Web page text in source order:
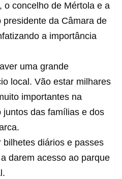
o concelho de Mértola e a
presidente da Câmara de
a importância
uma grande
local. Vão estar milhares
importantes na
das famílias e dos
diários e passes
darem acesso ao parque